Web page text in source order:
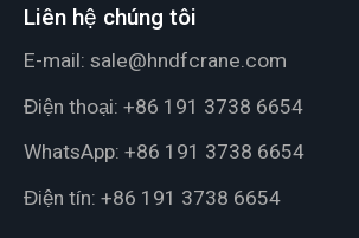
Liên hệ chúng tôi
E-mail: sale@hndfcrane.com
Điện thoại: +86 191 3738 6654
WhatsApp: +86 191 3738 6654
Điện tín: +86 191 3738 6654